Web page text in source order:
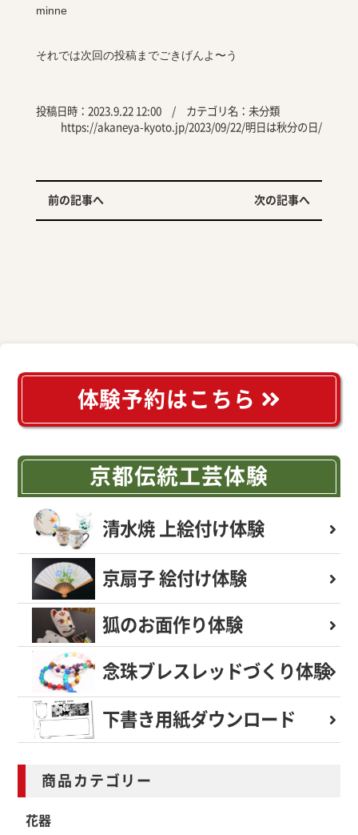
体験予約はこちら
京都伝統工芸体験
清水焼 上絵付け体験
京扇子 絵付け体験
狐のお面作り体験
念珠ブレスレッドづくり体験
下書き用紙ダウンロード
商品カテゴリー
花器
minne
それでは次回の投稿までごきげんよ〜う
投稿日時：2023.9.22 12:00 / カテゴリ名： 未分類
https://akaneya-kyoto.jp/2023/09/22/明日は秋分の日/
前の記事へ 次の記事へ